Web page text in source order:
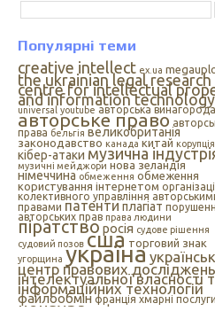
Популярні теми
creative intellect ex.ua
the ukrainian legal research
centre for intellectual
and information technology
universal youtube авторська винагорода
авторське право
права бельгія великобританія
законодавство канада китай корупція
кібер-атаки музична
музичні мейджори нова зеландія
німеччина обмеження обмеження
користування інтернетом
колективного управління
правами патентиплагіат
авторських прав права людини
піратстворосія судове рішення
судовий позов сша торговий знак
угорщина україна
центр правових досліджень
інтелектуальної власності
інформаційних технологій
файлообмін франція хмарні послуги
цензура цифрова музика